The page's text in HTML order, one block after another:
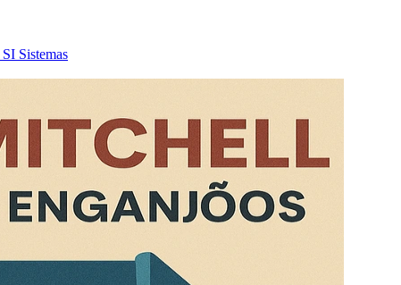
SI Sistemas